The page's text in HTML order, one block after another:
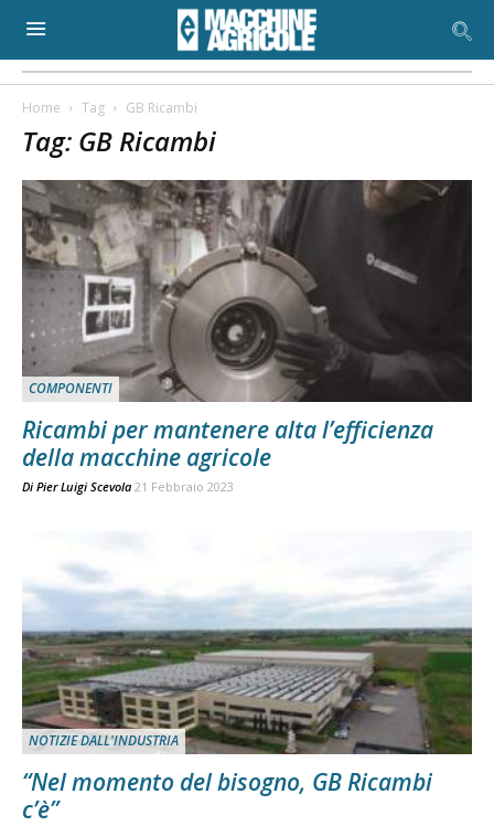
Home Tag GB Ricambi
Tag: GB Ricambi
COMPONENTI
Ricambi per mantenere alta l’efficienza
della macchine agricole
Di Pier Luigi Scevola 21 Febbraio 2023
NOTIZIE DALL'INDUSTRIA
“Nel momento del bisogno, GB Ricambi
c’è”